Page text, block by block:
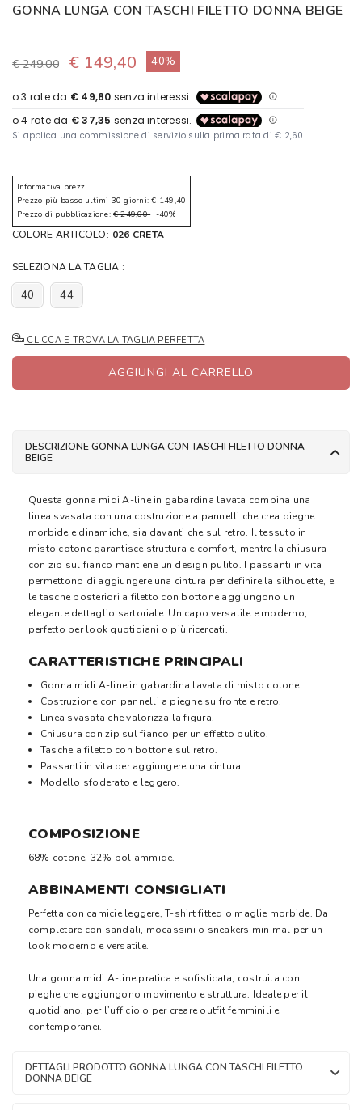
GONNA LUNGA CON TASCHI FILETTO DONNA BEIGE
€ 249,00 € 149,40 40%
Informativa prezzi
Prezzo più basso ultimi 30 giorni: € 149,40
Prezzo di pubblicazione: € 249,00-40%
COLORE ARTICOLO: 026 CRETA
SELEZIONA LA TAGLIA :
40 44
CLICCA E TROVA LA TAGLIA PERFETTA
AGGIUNGI AL CARRELLO
DESCRIZIONE GONNA LUNGA CON TASCHI FILETTO DONNA
BEIGE
Questa gonna midi A-line in gabardina lavata combina una
linea svasata con una costruzione a pannelli che crea pieghe
morbide e dinamiche, sia davanti che sul retro. Il tessuto in
misto cotone garantisce struttura e comfort, mentre la chiusura
con zip sul fianco mantiene un design pulito. I passanti in vita
permettono di aggiungere una cintura per definire la silhouette, e
le tasche posteriori a filetto con bottone aggiungono un
elegante dettaglio sartoriale. Un capo versatile e moderno,
perfetto per look quotidiani o più ricercati.
CARATTERISTICHE PRINCIPALI
Gonna midi A-line in gabardina lavata di misto cotone.
Costruzione con pannelli a pieghe su fronte e retro.
Linea svasata che valorizza la figura.
Chiusura con zip sul fianco per un effetto pulito.
Tasche a filetto con bottone sul retro.
Passanti in vita per aggiungere una cintura.
Modello sfoderato e leggero.
COMPOSIZIONE
68% cotone, 32% poliammide.
ABBINAMENTI CONSIGLIATI
Perfetta con camicie leggere, T-shirt fitted o maglie morbide. Da
completare con sandali, mocassini o sneakers minimal per un
look moderno e versatile.
Una gonna midi A-line pratica e sofisticata, costruita con
pieghe che aggiungono movimento e struttura. Ideale per il
quotidiano, per l’ufficio o per creare outfit femminili e
contemporanei.
DETTAGLI PRODOTTO GONNA LUNGA CON TASCHI FILETTO
DONNA BEIGE